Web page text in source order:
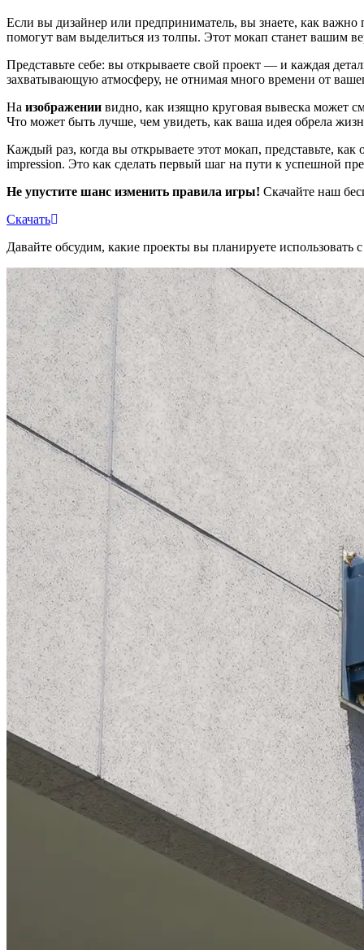
Если вы дизайнер или предприниматель, вы знаете, как
помогут вам выделиться из толпы. Этот мокап станет вашим
Представьте себе: вы открываете свой проект — и каждая
захватывающую атмосферу, не отнимая много времени от
На изображении видно, как изящно круговая вывеска может
Что может быть лучше, чем увидеть, как ваша идея обрела
Каждый раз, когда вы открываете этот мокап, представьте,
impression. Это как сделать первый шаг на пути к успешной
Не упустите шанс изменить правила игры! Скачайте наш
Скачать
Давайте обсудим, какие проекты вы планируете